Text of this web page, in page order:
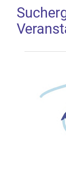
Mit dem
Anwendung
Inhalten
Hier